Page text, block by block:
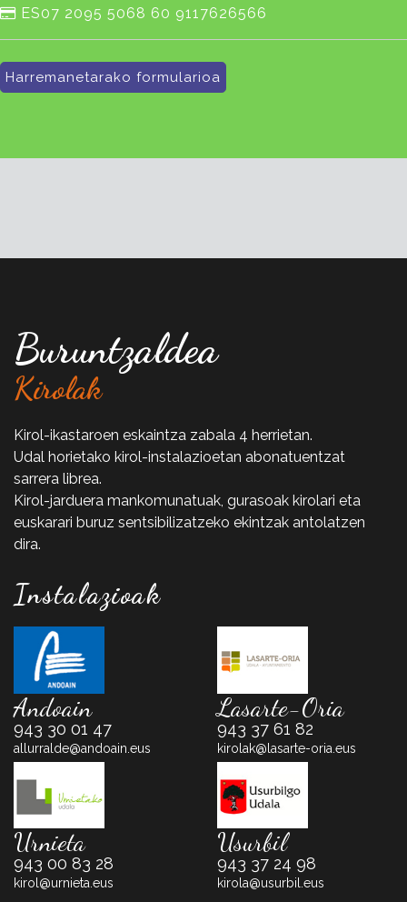
ES07 2095 5068 60 9117626566
Harremanetarako formularioa
Buruntzaldea
Kirolak
Kirol-ikastaroen eskaintza zabala 4 herrietan.
Udal horietako kirol-instalazioetan abonatuentzat
sarrera librea.
Kirol-jarduera mankomunatuak, gurasoak kirolari eta
euskarari buruz sentsibilizatzeko ekintzak antolatzen
dira.
Instalazioak
Andoain
943 30 01 47
allurralde@andoain.eus
Lasarte-Oria
943 37 61 82
kirolak@lasarte-oria.eus
Urnieta
943 00 83 28
kirol@urnieta.eus
Usurbil
943 37 24 98
kirola@usurbil.eus